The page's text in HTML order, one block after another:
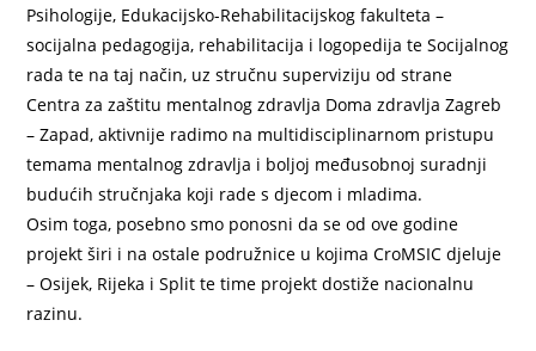
Psihologije, Edukacijsko-Rehabilitacijskog fakulteta –
socijalna pedagogija, rehabilitacija i logopedija te Socijalnog
rada te na taj način, uz stručnu superviziju od strane
Centra za zaštitu mentalnog zdravlja Doma zdravlja Zagreb
– Zapad, aktivnije radimo na multidisciplinarnom pristupu
temama mentalnog zdravlja i boljoj međusobnoj suradnji
budućih stručnjaka koji rade s djecom i mladima.
Osim toga, posebno smo ponosni da se od ove godine
projekt širi i na ostale podružnice u kojima CroMSIC djeluje
– Osijek, Rijeka i Split te time projekt dostiže nacionalnu
razinu.